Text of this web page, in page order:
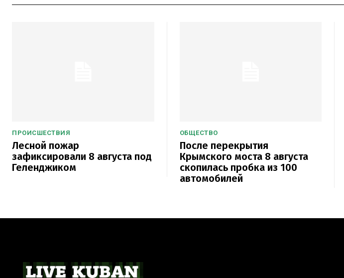
ПРОИСШЕСТВИЯ
Лесной пожар
зафиксировали 8 августа под
Геленджиком
ОБЩЕСТВО
После перекрытия
Крымского моста 8 августа
скопилась пробка из 100
автомобилей